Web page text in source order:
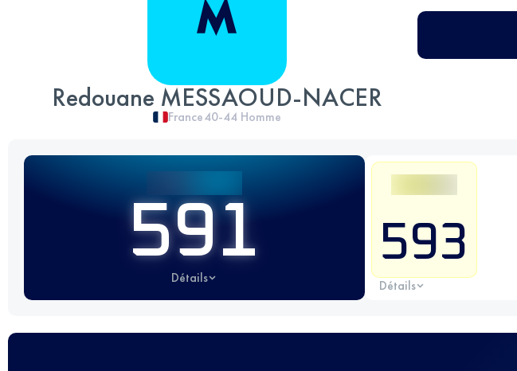
Redouane MESSAOUD-NACER
France40-44 Homme
591
Détails
593
Détails